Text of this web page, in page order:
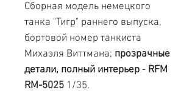
Сборная модель немецкого
танка "Тигр" раннего выпуска,
бортовой номер танкиста
Михаэля Виттмана; прозрачные
детали, полный интерьер - RFM
RM-5025 1/35.